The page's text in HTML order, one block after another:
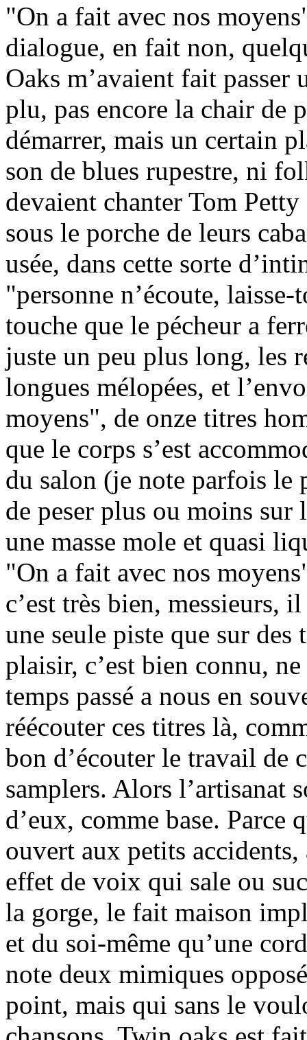
"On a fait avec nos
dialogue, en fait non,
Oaks m’avaient fait
plu, pas encore la chair de
démarrer, mais un certain
son de blues rupestre, ni
devaient chanter Tom
sous le porche de leurs
usée, dans cette sorte
"personne n’écoute,
touche que le pécheur a
juste un peu plus long, les
longues mélopées, et
moyens", de onze titres
que le corps s’est
du salon (je note parfois le
de peser plus ou moins sur
une masse mole et quasi
"On a fait avec nos
c’est très bien, messieurs,
une seule piste que sur
plaisir, c’est bien connu,
temps passé a nous en
réécouter ces titres là,
bon d’écouter le travail de
samplers. Alors l’artisanat
d’eux, comme base. Parce
ouvert aux petits
effet de voix qui sale ou
la gorge, le fait maison
et du soi-même qu’une
note deux mimiques
point, mais qui sans le